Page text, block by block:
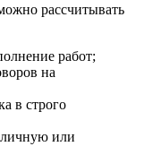
рассчитывать
работ;
на
в строго
или